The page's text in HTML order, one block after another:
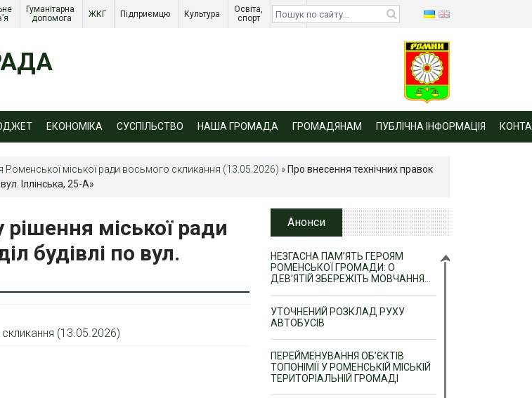
Гуманітарна
допомога
ЖКГ Підприємцю Культура
Освіта,
спорт
Діти
війни
ЕКОНОМІКА СУСПІЛЬСТВО НАША ГРОМАДА ГРОМАДЯНАМ ПУБЛІЧНА ІНФОРМАЦІЯ
Роменської міської ради восьмого скликання (13.05.2026) » Про внесення технічних правок
Іллінська, 25-А»
міської ради
будівлі по вул.
(13.05.2026)
Анонси
НЕЗГАСНА ПАМ’ЯТЬ ГЕРОЯМ
РОМЕНСЬКОЇ ГРОМАДИ: О
ДЕВ’ЯТІЙ ЗБЕРЕЖІТЬ МОВЧАННЯ…
УТОЧНЕНИЙ РОЗКЛАД РУХУ
АВТОБУСІВ
ПЕРЕЙМЕНУВАННЯ ОБ’ЄКТІВ
ТОПОНІМІЇ У РОМЕНСЬКІЙ МІСЬКІЙ
ТЕРИТОРІАЛЬНІЙ ГРОМАДІ